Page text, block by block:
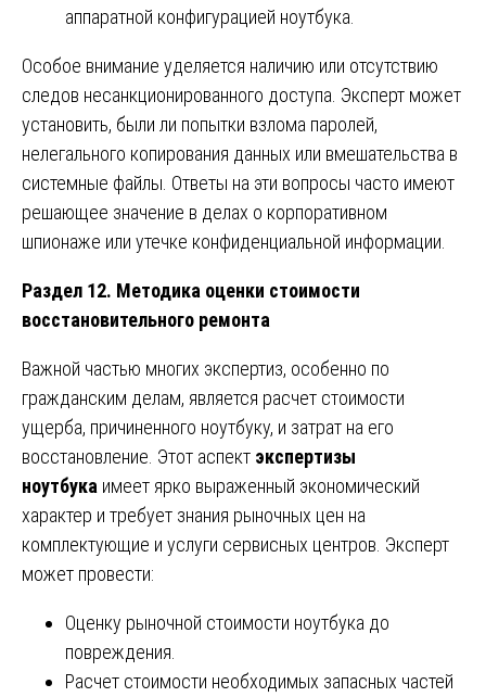
аппаратной конфигурацией ноутбука.
Особое внимание уделяется наличию или отсутствию
следов несанкционированного доступа. Эксперт может
установить, были ли попытки взлома паролей,
нелегального копирования данных или вмешательства в
системные файлы. Ответы на эти вопросы часто имеют
решающее значение в делах о корпоративном
шпионаже или утечке конфиденциальной информации.
Раздел 12. Методика оценки стоимости
восстановительного ремонта
Важной частью многих экспертиз, особенно по
гражданским делам, является расчет стоимости
ущерба, причиненного ноутбуку, и затрат на его
восстановление. Этот аспект экспертизы
ноутбука имеет ярко выраженный экономический
характер и требует знания рыночных цен на
комплектующие и услуги сервисных центров. Эксперт
может провести:
Оценку рыночной стоимости ноутбука до
повреждения.
Расчет стоимости необходимых запасных частей